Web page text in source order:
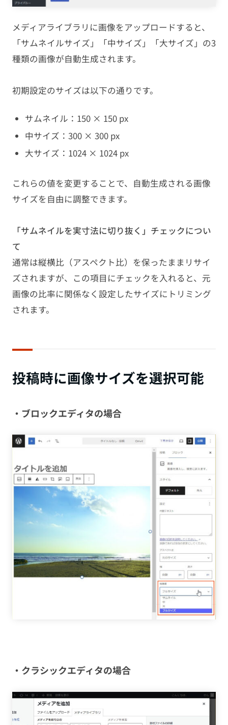
メディアライブラリに画像をアップロードすると、
「サムネイルサイズ」「中サイズ」「大サイズ」の3
種類の画像が自動生成されます。
初期設定のサイズは以下の通りです。
サムネイル：150 × 150 px
中サイズ：300 × 300 px
大サイズ：1024 × 1024 px
これらの値を変更することで、自動生成される画像
サイズを自由に調整できます。
「サムネイルを実寸法に切り抜く」チェックについ
て
通常は縦横比（アスペクト比）を保ったままリサイ
ズされますが、この項目にチェックを入れると、元
画像の比率に関係なく設定したサイズにトリミング
されます。
投稿時に画像サイズを選択可能
・ブロックエディタの場合
・クラシックエディタの場合